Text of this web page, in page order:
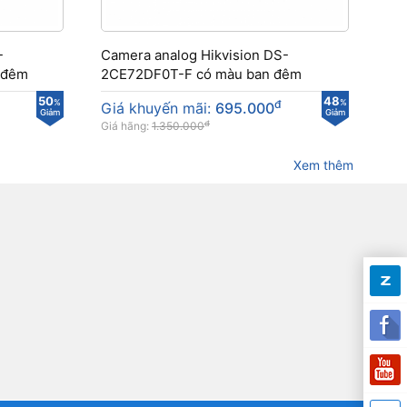
50%
Giảm
Camera analog Hikvision DS-
2CE72DF0T-F có màu ban đêm
48%
Giảm
Giá khuyến mãi: 695.000đ
Giá hãng: 1.350.000đ
Xem thêm